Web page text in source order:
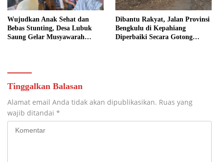
Wujudkan Anak Sehat dan
Bebas Stunting, Desa Lubuk
Saung Gelar Musyawarah
Dibantu Rakyat, Jalan Provinsi
Bengkulu di Kepahiang
Diperbaiki Secara Gotong
Tinggalkan Balasan
Alamat email Anda tidak akan dipublikasikan. Ruas yang
wajib ditandai *